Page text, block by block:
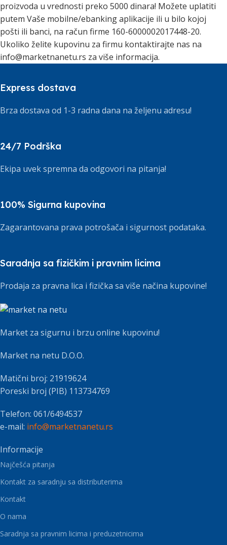
proizvoda u vrednosti preko 5000 dinara! Možete uplatiti
putem Vaše mobilne/ebanking aplikacije ili u bilo kojoj
pošti ili banci, na račun firme 160-6000002017448-20.
Ukoliko želite kupovinu za firmu kontaktirajte nas na
info@marketnanetu.rs za više informacija.
Express dostava
Brza dostava od 1-3 radna dana na željenu adresu!
24/7 Podrška
Ekipa uvek spremna da odgovori na pitanja!
100% Sigurna kupovina
Zagarantovana prava potrošača i sigurnost podataka.
Saradnja sa fizičkim i pravnim licima
Prodaja za pravna lica i fizička sa više načina kupovine!
Market za sigurnu i brzu online kupovinu!
Market na netu D.O.O.
Matični broj: 21919624
Poreski broj (PIB) 113734769
Telefon: 061/6494537
e-mail: info@marketnanetu.rs
Informacije
Najčešća pitanja
Kontakt za saradnju sa distributerima
Kontakt
O nama
Saradnja sa pravnim licima i preduzetnicima